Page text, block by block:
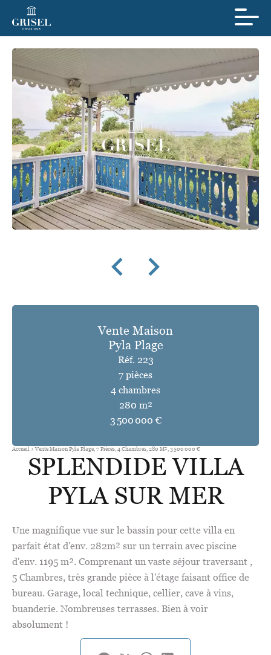
Vente Maison
Pyla Plage
Réf. 223
7 pièces
4 chambres
280 m²
3 500 000 €
Accueil Vente Maison Pyla Plage, 7 Pièces, 4 Chambres, 280 M², 3 500 000 €
SPLENDIDE VILLA
PYLA SUR MER
Une magnifique vue sur le bassin pour cette villa en
parfait état d'env. 282m² sur un terrain avec piscine
d'env. 1195 m². Comprenant un vaste séjour traversant ,
5 Chambres, très grande pièce à l'étage faisant office de
bureau. Garage, local technique, cellier, cave à vins,
buanderie. Nombreuses terrasses. Bien à voir
absolument !